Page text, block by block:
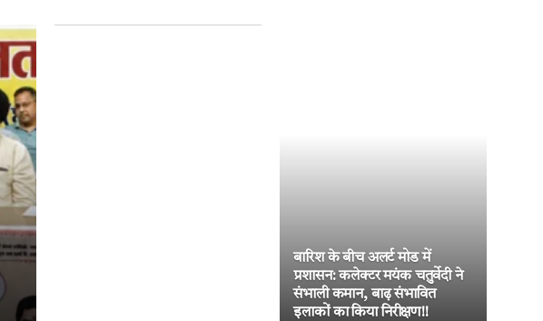
बारिश के बीच अलर्ट मोड में
प्रशासन: कलेक्टर मयंक चतुर्वेदी ने
संभाली कमान, बाढ़ संभावित
इलाकों का किया निरीक्षण!!